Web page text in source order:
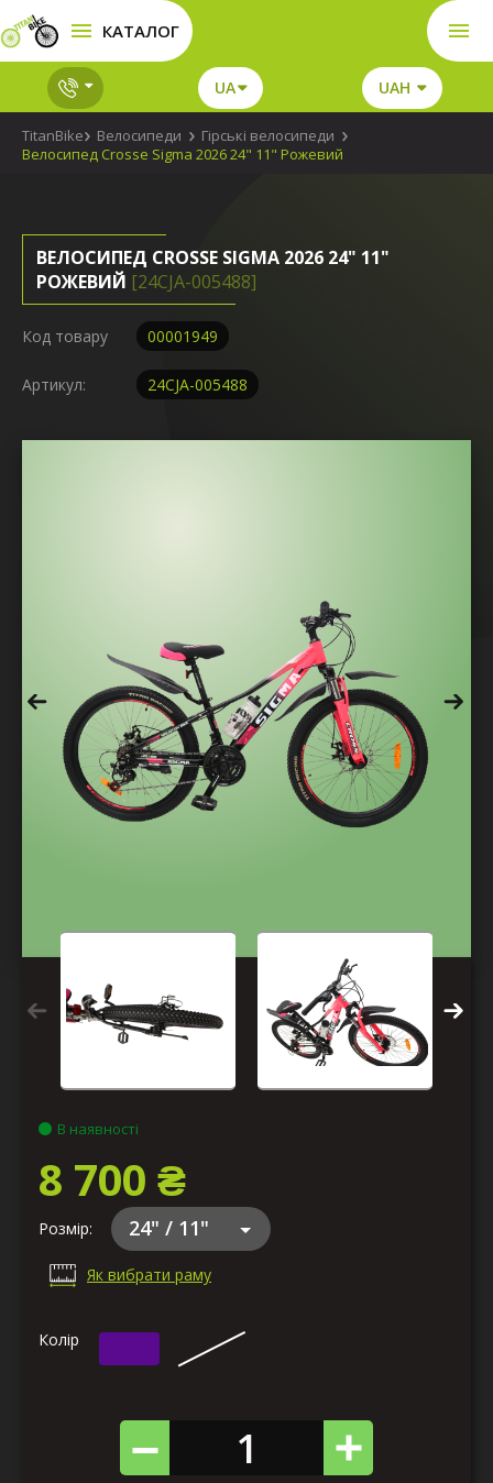
КАТАЛОГ
UA UAH
TitanBike Велосипеди
Гірські велосипеди
Велосипед Crosse Sigma 2026 24" 11" Рожевий
ВЕЛОСИПЕД CROSSE SIGMA 2026 24" 11"
РОЖЕВИЙ [24CJA-005488]
Код товару 00001949
Артикул: 24CJA-005488
В наявності
8 700 ₴
Розмір: 24" / 11"
Як вибрати раму
Колір